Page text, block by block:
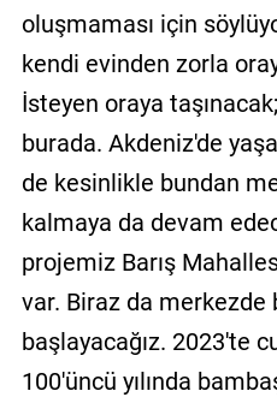
oluşmaması için
kendi evinden zorla
İsteyen oraya
burada. Akdeniz'de
de kesinlikle bundan
kalmaya da devam
projemiz Barış
var. Biraz da merkezde
başlayacağız. 2023'te
100'üncü yılında